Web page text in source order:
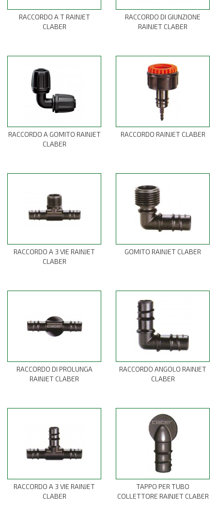
RACCORDO A T RAINJET
CLABER
RACCORDO DI GIUNZIONE
RAINJET CLABER
RACCORDO A GOMITO RAINJET
CLABER
RACCORDO RAINJET CLABER
RACCORDO A 3 VIE RAINJET
CLABER
GOMITO RAINJET CLABER
RACCORDO DI PROLUNGA
RAINJET CLABER
RACCORDO ANGOLO RAINJET
CLABER
RACCORDO A 3 VIE RAINJET
CLABER
TAPPO PER TUBO
COLLETTORE RAINJET CLABER